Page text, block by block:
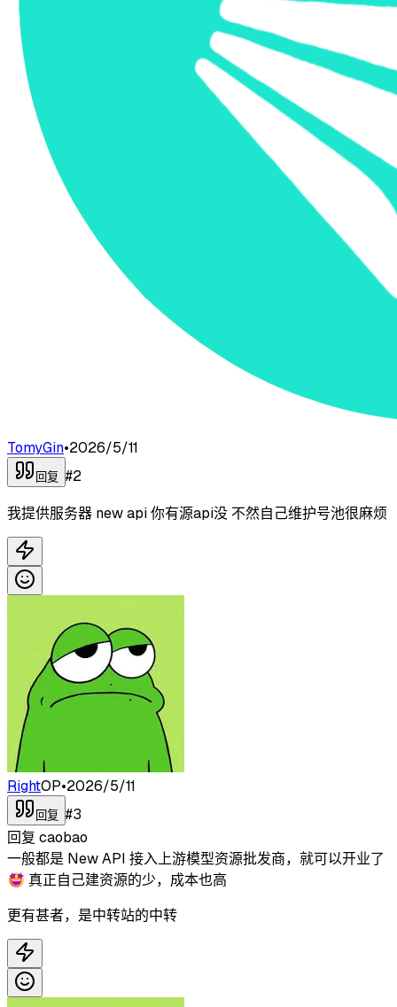
TomyGin•2026/5/11
回复 #2
我提供服务器 new api 你有源api没 不然自己维护号池很麻烦
RightOP•2026/5/11
回复 #3
回复 caobao
一般都是 New API 接入上游模型资源批发商，就可以开业了
🤩 真正自己建资源的少，成本也高
更有甚者，是中转站的中转